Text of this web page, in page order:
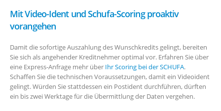
Mit Video-Ident und Schufa-Scoring proaktiv
vorangehen
Damit die sofortige Auszahlung des Wunschkredits gelingt, bereiten
Sie sich als angehender Kreditnehmer optimal vor. Erfahren Sie über
eine Express-Anfrage mehr über Ihr Scoring bei der SCHUFA.
Schaffen Sie die technischen Voraussetzungen, damit ein Videoident
gelingt. Würden Sie stattdessen ein Postident durchführen, dürften
ein bis zwei Werktage für die Übermittlung der Daten vergehen.